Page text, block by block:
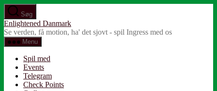
Spring
til
indholdet
Søg
Enlightened Danmark
Se verden, få motion, ha' det sjovt - spil Ingress med os
Menu
Spil med
Events
Telegram
Check Points